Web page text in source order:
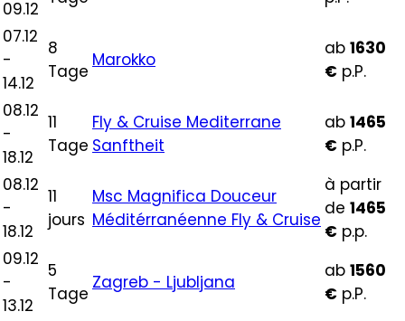
09.12
07.12
-
14.12
8
Tage
Marokko
ab 1630
€ p.P.
08.12
-
18.12
11
Tage
Fly & Cruise Mediterrane
Sanftheit
ab 1465
€ p.P.
08.12
-
18.12
11
jours
Msc Magnifica Douceur
Méditérranéenne Fly & Cruise
à partir
de 1465
€ p.p.
09.12
-
13.12
5
Tage
Zagreb - Ljubljana
ab 1560
€ p.P.